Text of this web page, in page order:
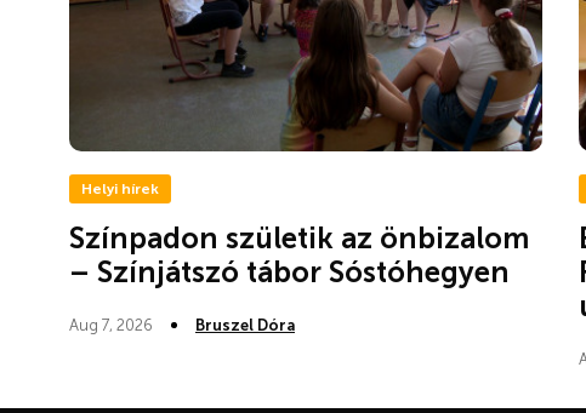
Helyi hírek
Színpadon születik az önbizalom
– Színjátszó tábor Sóstóhegyen
Aug 7, 2026 Bruszel Dóra